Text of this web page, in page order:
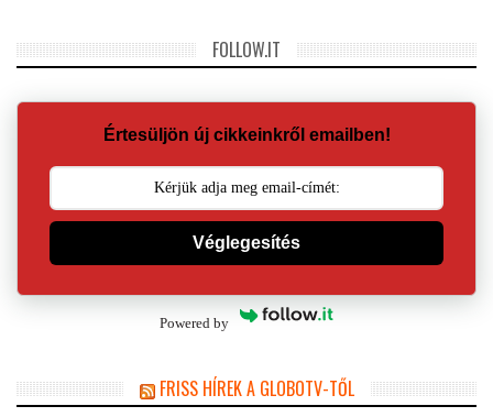
FOLLOW.IT
Értesüljön új cikkeinkről emailben!
Véglegesítés
Powered by
FRISS HÍREK A GLOBOTV-TŐL